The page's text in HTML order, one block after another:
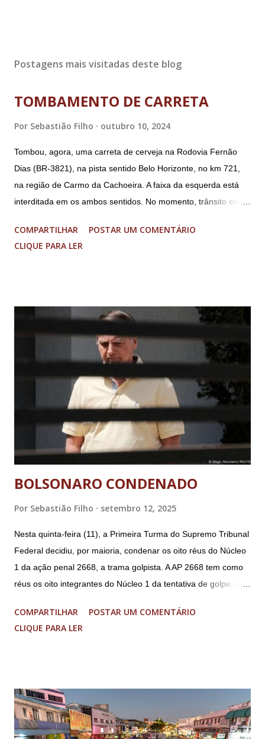
Postagens mais visitadas deste blog
TOMBAMENTO DE CARRETA
Por Sebastião Filho outubro 10, 2024
Tombou, agora, uma carreta de cerveja na Rodovia Fernão
Dias (BR-3821), na pista sentido Belo Horizonte, no km 721,
na região de Carmo da Cachoeira. A faixa da esquerda está
interditada em os ambos sentidos. No momento, trânsito está
Imagens @transitofernaodias *Por Sebastião Filho
COMPARTILHAR
POSTAR UM COMENTÁRIO
CLIQUE PARA LER
BOLSONARO CONDENADO
Por Sebastião Filho setembro 12, 2025
Nesta quinta-feira (11), a Primeira Turma do Supremo Tribunal
Federal decidiu, por maioria, condenar os oito réus do Núcleo
1 da ação penal 2668, a trama golpista. A AP 2668 tem como
réus os oito integrantes do Núcleo 1 da tentativa de golpe, ou
(PGR): o deputado federal Alexandre Ramagem, ex-diretor da
Agência Brasileira de Inteligência (Abin); o almirante Almir
Segurança Institucional (GSI); o tenente-coronel Mauro Cid,
ex-ajudante de ordens de Bolsonaro (réu-colaborador); o ex-
presidente da República Jair Bolsonaro; o general Paulo
COMPARTILHAR
POSTAR UM COMENTÁRIO
CLIQUE PARA LER